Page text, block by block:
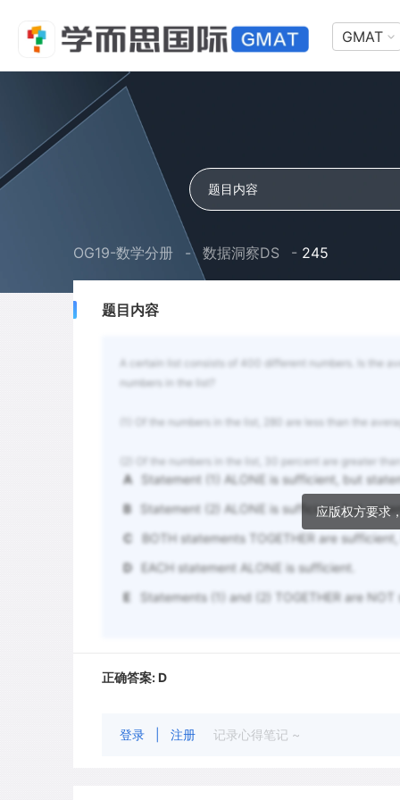
GMAT
OG19-数学分册 - 数据洞察DS - 245
题目内容
应版权方要求
A certain list consists of 400 different numbers. Is the
numbers in the list?
(1) Of the numbers in the list, 280 are less than the
(2) Of the numbers in the list, 30 percent are greater
A
Statement (1) ALONE is sufficient, but
B
Statement (2) ALONE is sufficient, but
C
BOTH statements TOGETHER are
D
EACH statement ALONE is sufficient.
E
Statements (1) and (2) TOGETHER are
正确答案:D
登录 注册 记录心得笔记 ~